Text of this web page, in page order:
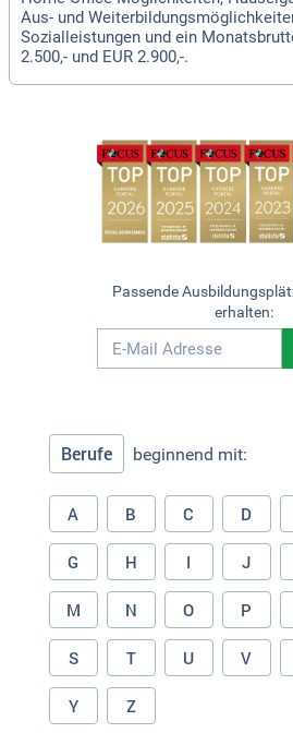
Aus- und
Sozialleistungen und ein
2.500,- und EUR 2.900,-.
Passende
erhalten:
Berufe beginnend mit:
A B C D
G H I J
M N O P
S T U V
Y Z